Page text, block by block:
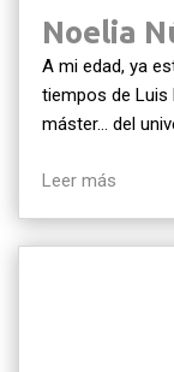
Noelia
A mi edad, ya
tiempos de Luis
máster… del
Leer más